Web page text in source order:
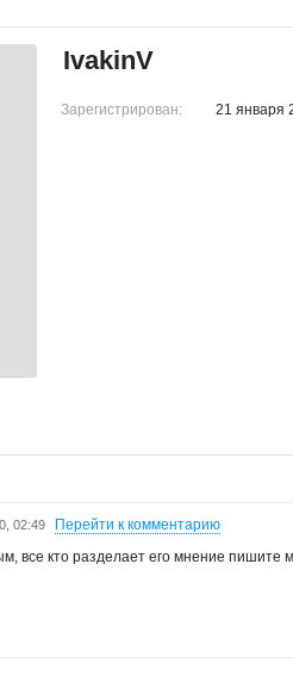
IvakinV
Зарегистрирован: 21 января
02:49
Перейти к комментарию
все кто разделает его мнение пишите